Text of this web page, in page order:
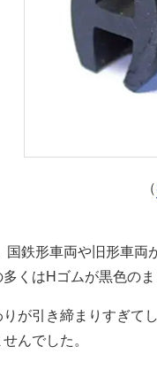
（
国鉄形車両や旧形車両
くはHゴムが黒色のま
が引き締まりすぎて
んでした。